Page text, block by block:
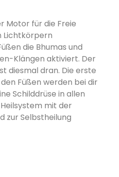
Motor für die Freie
Lichtkörpern
die Bhumas und
Klängen aktiviert. Der
diesmal dran. Die erste
Füßen werden bei dir
Schilddrüse in allen
mit der
zur Selbstheilung